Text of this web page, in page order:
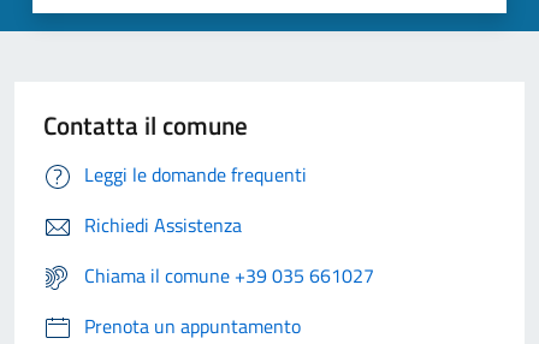
Contatta il comune
Leggi le domande frequenti
Richiedi Assistenza
Chiama il comune +39 035 661027
Prenota un appuntamento